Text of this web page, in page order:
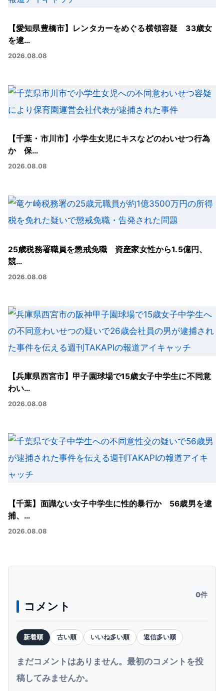
【愛知県豊橋市】レンタカーをめぐる横領容疑 33歳女
を逮…
2026.08.08
【千葉・市川市】小学生女児にキスなどのわいせつ行為
か 保…
2026.08.08
25歳税務署職員を懲戒免職 資産家女性から1.5億円、
競…
2026.08.08
【兵庫県西宮市】甲子園球場で15歳女子中学生に不同意
わい…
2026.08.08
【千葉】面識ない女子中学生に性的暴行か 56歳男を逮
捕、…
2026.08.08
コメント
0件
新着順 古い順 いいね多い順 返信多い順
まだコメントはありません。最初のコメントを投
稿してみませんか。